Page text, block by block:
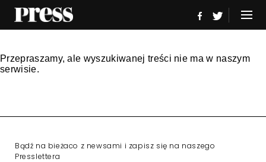
Przepraszamy, ale wyszukiwanej treści nie ma w naszym
serwisie.
Bądź na bieżaco z newsami i zapisz się na naszego
Presslettera